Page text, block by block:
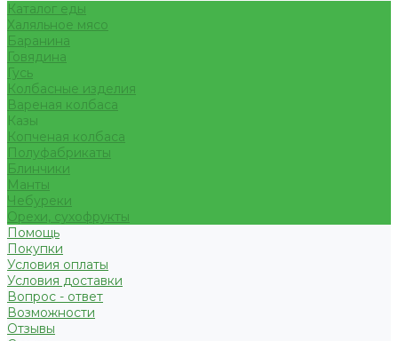
Каталог еды
Халяльное мясо
Баранина
Говядина
Гусь
Колбасные изделия
Вареная колбаса
Казы
Копченая колбаса
Полуфабрикаты
Блинчики
Манты
Чебуреки
Орехи, сухофрукты
Помощь
Покупки
Условия оплаты
Условия доставки
Вопрос - ответ
Возможности
Отзывы